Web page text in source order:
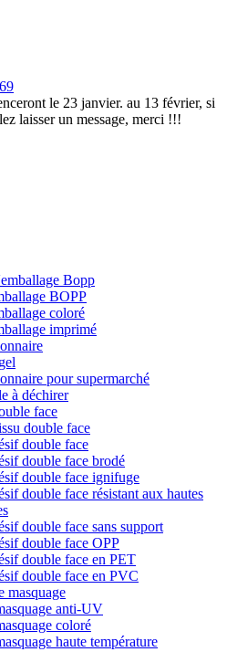
le 23 janvier. au 13 février, si
laisser un message, merci !!!
Bopp
BOPP
coloré
imprimé
pour supermarché
à déchirer
face
double face
double face
double face brodé
double face ignifuge
double face résistant aux hautes
double face sans support
double face OPP
double face en PET
double face en PVC
masquage
anti-UV
coloré
haute température